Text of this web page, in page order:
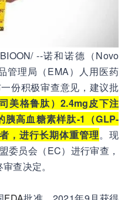
BIOON/ --诺和诺德（Novo
管理局（EMA）人用医药
份积极审查意见，建议批
美格鲁肽）2.4mg皮下注
胰高血糖素样肽-1（GLP-
，进行长期体重管理。现
委员会（EC）进行审查，
查决定。